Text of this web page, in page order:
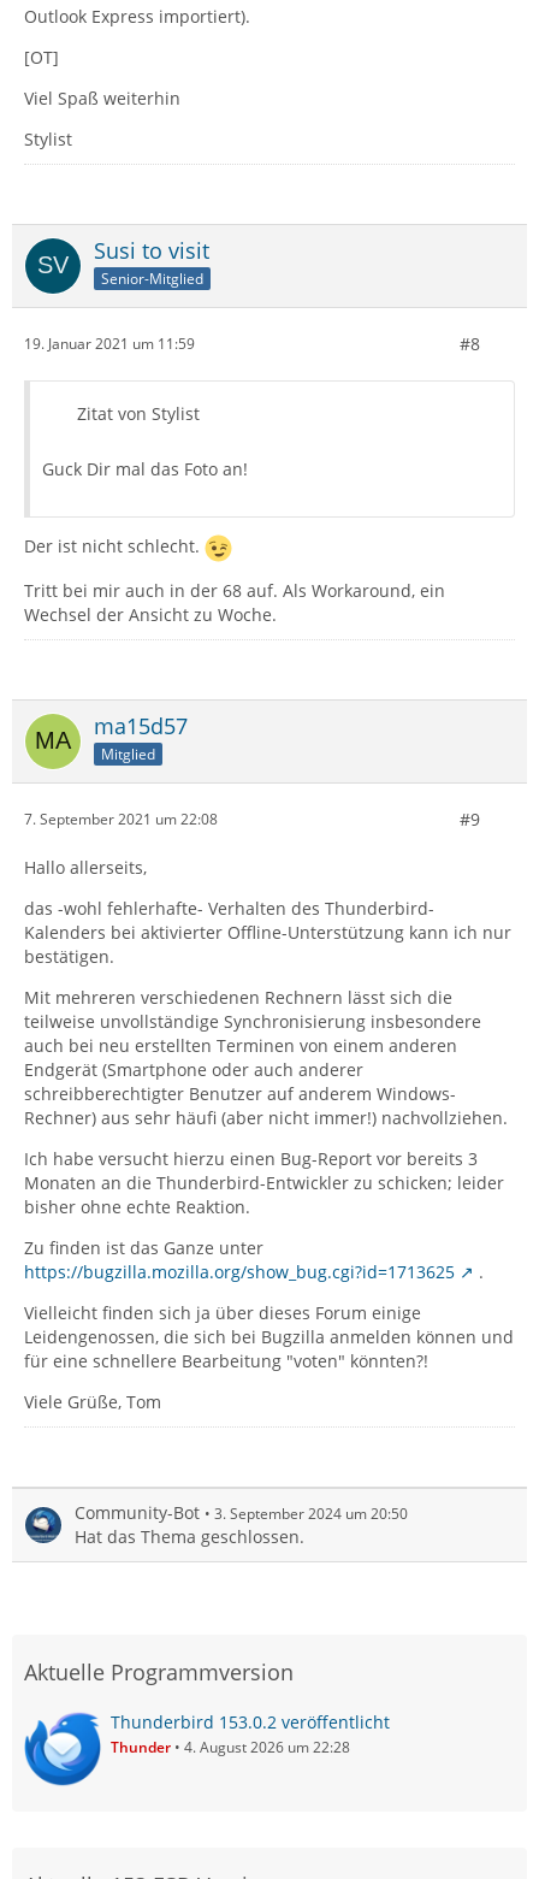
Outlook Express importiert).
[OT]
Viel Spaß weiterhin
Stylist
Susi to visit
Senior-Mitglied
19. Januar 2021 um 11:59 #8
Zitat von Stylist
Guck Dir mal das Foto an!
Der ist nicht schlecht.
Tritt bei mir auch in der 68 auf. Als Workaround, ein
Wechsel der Ansicht zu Woche.
ma15d57
Mitglied
7. September 2021 um 22:08 #9
Hallo allerseits,
das -wohl fehlerhafte- Verhalten des Thunderbird-
Kalenders bei aktivierter Offline-Unterstützung kann ich nur
bestätigen.
Mit mehreren verschiedenen Rechnern lässt sich die
teilweise unvollständige Synchronisierung insbesondere
auch bei neu erstellten Terminen von einem anderen
Endgerät (Smartphone oder auch anderer
schreibberechtigter Benutzer auf anderem Windows-
Rechner) aus sehr häufi (aber nicht immer!) nachvollziehen.
Ich habe versucht hierzu einen Bug-Report vor bereits 3
Monaten an die Thunderbird-Entwickler zu schicken; leider
bisher ohne echte Reaktion.
Zu finden ist das Ganze unter
https://bugzilla.mozilla.org/show_bug.cgi?id=1713625
.
Vielleicht finden sich ja über dieses Forum einige
Leidengenossen, die sich bei Bugzilla anmelden können und
für eine schnellere Bearbeitung "voten" könnten?!
Viele Grüße, Tom
Community-Bot 3. September 2024 um 20:50
Hat das Thema geschlossen.
Aktuelle Programmversion
Thunderbird 153.0.2 veröffentlicht
Thunder 4. August 2026 um 22:28